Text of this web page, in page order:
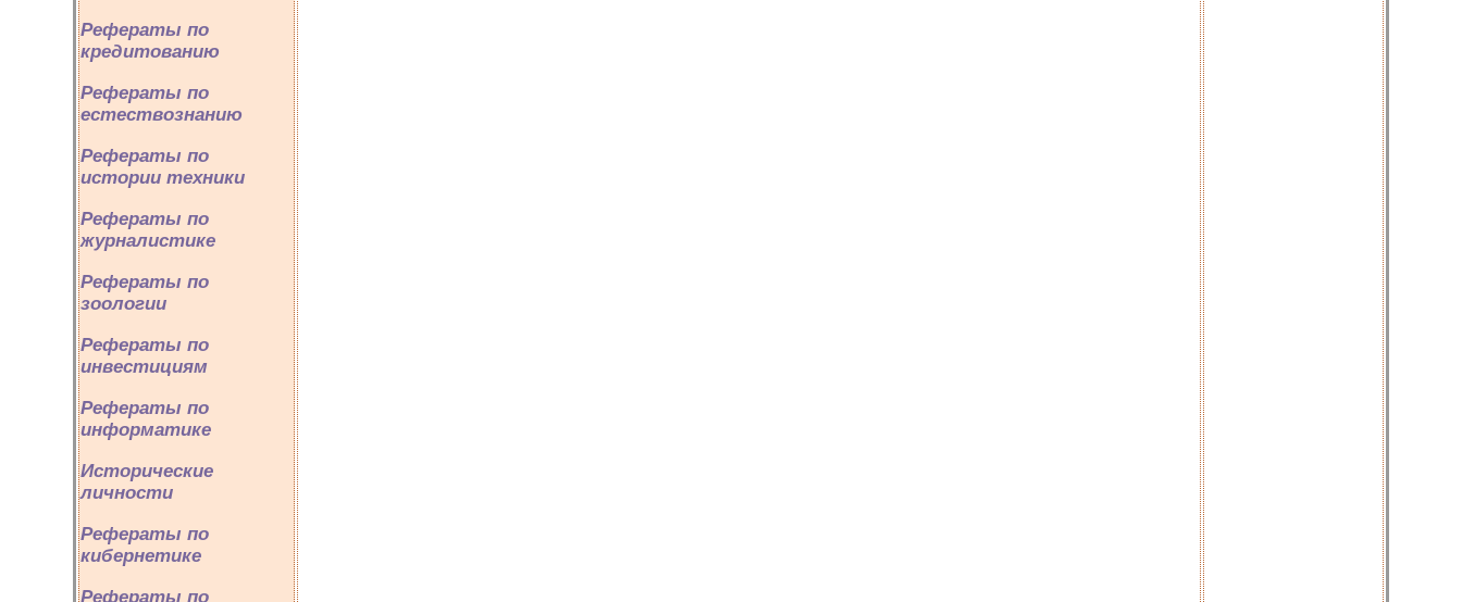
Рефераты по
кредитованию
Рефераты по
естествознанию
Рефераты по
истории техники
Рефераты по
журналистике
Рефераты по
зоологии
Рефераты по
инвестициям
Рефераты по
информатике
Исторические
личности
Рефераты по
кибернетике
Рефераты по